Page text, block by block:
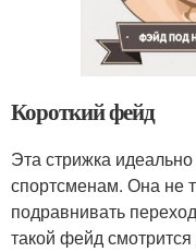
Короткий фейд
Эта стрижка
спортсменам. Она не
подравнивать
такой фейд смотрится